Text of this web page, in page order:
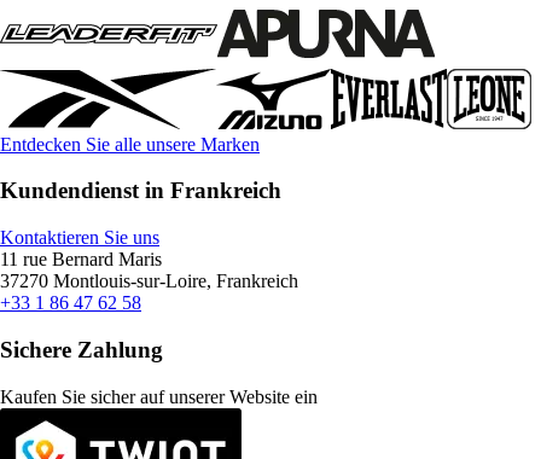
Entdecken Sie alle unsere Marken
Kundendienst in Frankreich
Kontaktieren Sie uns
11 rue Bernard Maris
37270 Montlouis-sur-Loire, Frankreich
+33 1 86 47 62 58
Sichere Zahlung
Kaufen Sie sicher auf unserer Website ein